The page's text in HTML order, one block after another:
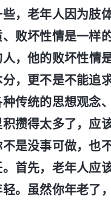
，老年人因为肢
败坏性情是一样
人，他的败坏性
，更不是不能追
传统的思想观念
攒得太多了，应
是没事可做，也
首先，老年人应
。虽然你年老了